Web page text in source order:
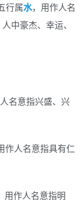
行属水，用作人名
中豪杰、幸运、
名意指兴盛、兴
作人名意指具有仁
用作人名意指明